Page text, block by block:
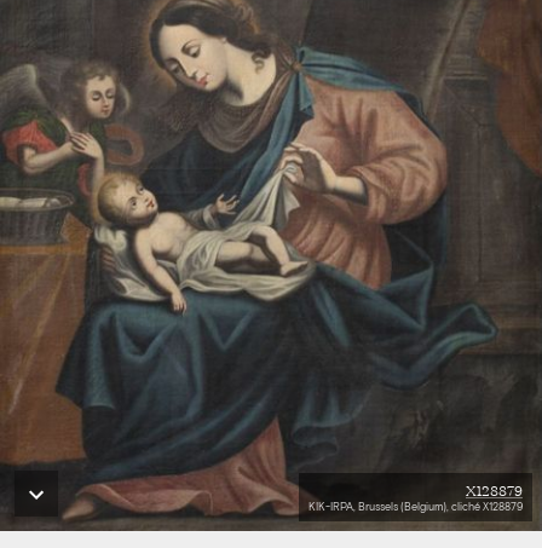
X128879
KIK-IRPA, Brussels (Belgium), cliché X128879